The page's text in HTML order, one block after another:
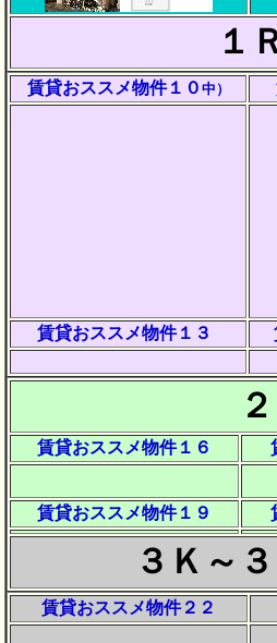
１
賃貸おススメ物件１０ 中）
賃貸おススメ物件１３
賃貸おススメ物件１６
賃貸おススメ物件１９
３Ｋ～
賃貸おススメ物件２２